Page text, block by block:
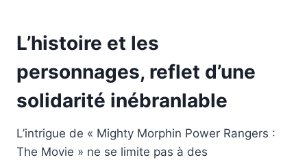
L’histoire et les
personnages, reflet d’une
solidarité inébranlable
L’intrigue de « Mighty Morphin Power Rangers :
The Movie » ne se limite pas à des